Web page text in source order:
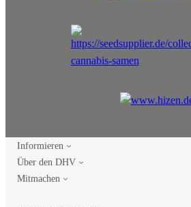
Informieren
Über den DHV
Mitmachen